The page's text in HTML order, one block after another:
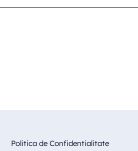
Politica de Confidentialitate